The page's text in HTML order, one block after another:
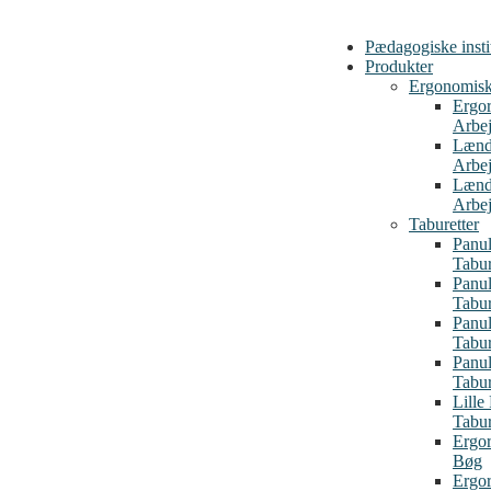
Pædagogiske
Produkter
Taburetter
Lille
Bøg